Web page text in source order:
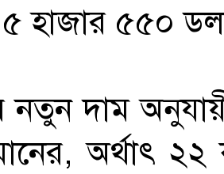
হাজার ৫৫০
নতুন দাম
অর্থাৎ